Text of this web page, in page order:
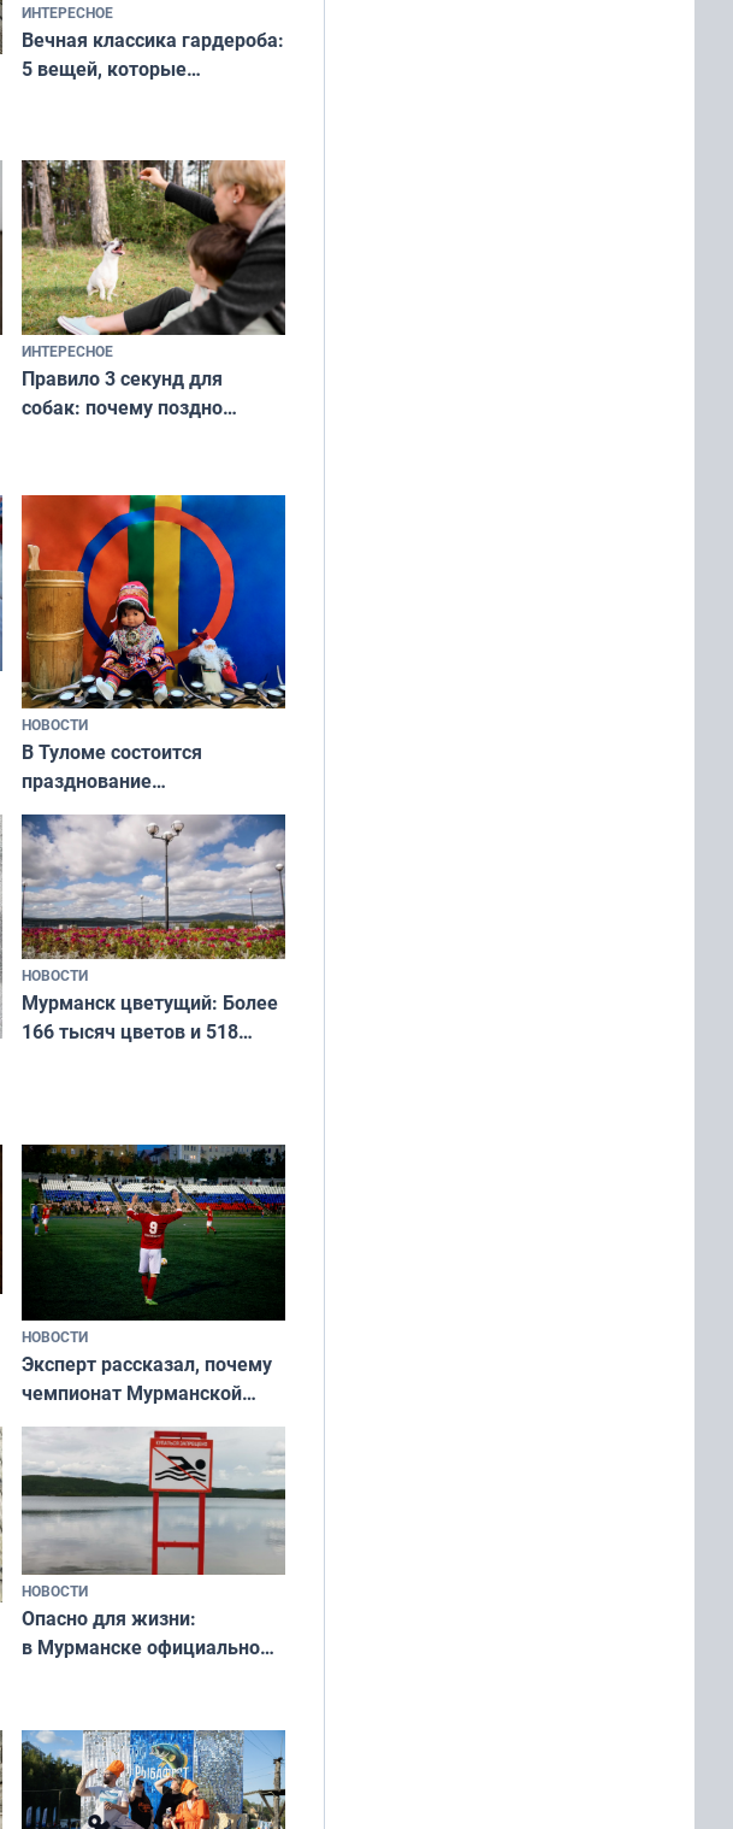
ИНТЕРЕСНОЕ
Вечная классика гардероба:
5 вещей, которые
и актуально в любой сезон
ИНТЕРЕСНОЕ
Правило 3 секунд для
собак: почему поздно
питомцу всё сразу и без
криков
НОВОСТИ
В Туломе состоится
празднование
Международного дня
коренных народов мира
НОВОСТИ
Мурманск цветущий: Более
166 тысяч цветов и 518
НОВОСТИ
Эксперт рассказал, почему
чемпионат Мурманской
области по футболу остался
незамеченным
НОВОСТИ
Опасно для жизни:
в Мурманске официально